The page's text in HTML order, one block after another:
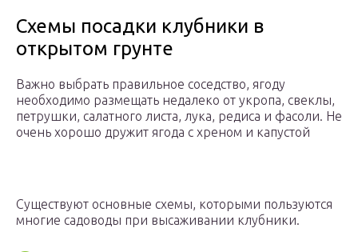
Схемы посадки клубники в
открытом грунте
Важно выбрать правильное соседство, ягоду
необходимо размещать недалеко от укропа, свеклы,
петрушки, салатного листа, лука, редиса и фасоли. Не
очень хорошо дружит ягода с хреном и капустой
Существуют основные схемы, которыми пользуются
многие садоводы при высаживании клубники.